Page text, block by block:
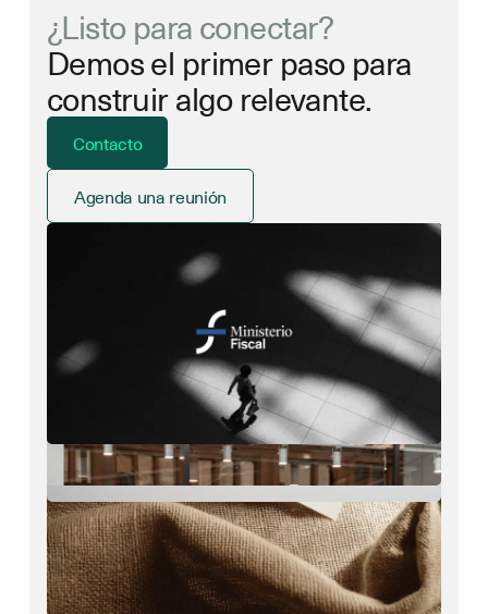
¿Listo para conectar?
Demos el primer paso para
construir algo relevante.
Contacto
Agenda una reunión